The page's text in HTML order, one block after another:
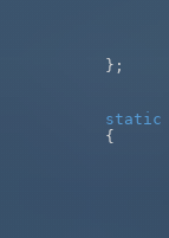
} ;
static
{